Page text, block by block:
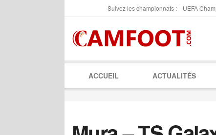
Suivez les championnats : UEFA
ACCUEIL ACTUALITÉS